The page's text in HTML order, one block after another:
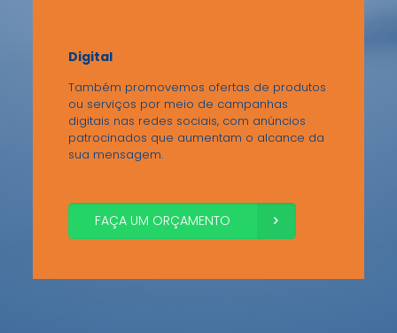
Digital
Também promovemos ofertas de produtos
ou serviços por meio de campanhas
digitais nas redes sociais, com anúncios
patrocinados que aumentam o alcance da
sua mensagem.
FAÇA UM ORÇAMENTO